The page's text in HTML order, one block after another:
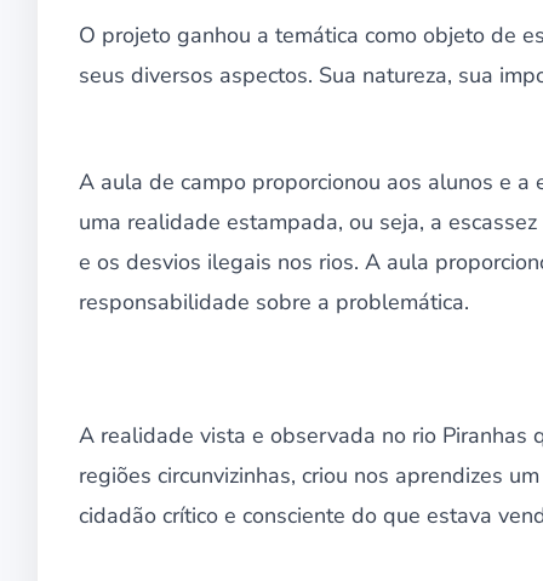
O projeto ganhou a temática como objeto de
seus diversos aspectos. Sua natureza, sua
A aula de campo proporcionou aos alunos e
uma realidade estampada, ou seja, a
e os desvios ilegais nos rios. A aula
responsabilidade sobre a problemática.
A realidade vista e observada no rio Piranhas
regiões circunvizinhas, criou nos aprendizes
cidadão crítico e consciente do que estava